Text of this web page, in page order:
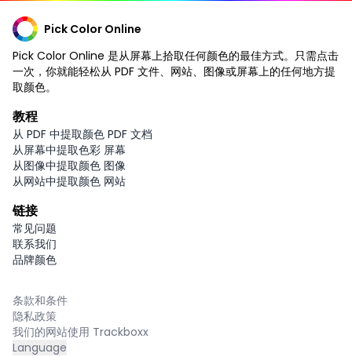
Pick Color Online
Pick Color Online 是从屏幕上拾取任何颜色的最佳方式。只需点击
一次，你就能轻松从 PDF 文件、网站、图像或屏幕上的任何地方提
取颜色。
教程
从 PDF 中提取颜色 PDF 文档
从屏幕中提取色彩 屏幕
从图像中提取颜色 图像
从网站中提取颜色 网站
链接
常见问题
联系我们
品牌颜色
条款和条件
隐私政策
我们的网站使用 Trackboxx
Language